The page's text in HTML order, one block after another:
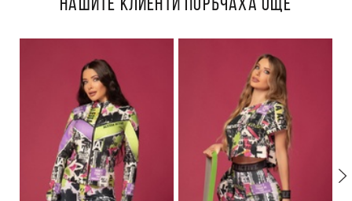
НАШИТЕ КЛИЕНТИ ПОРЪЧАХА ОЩЕ